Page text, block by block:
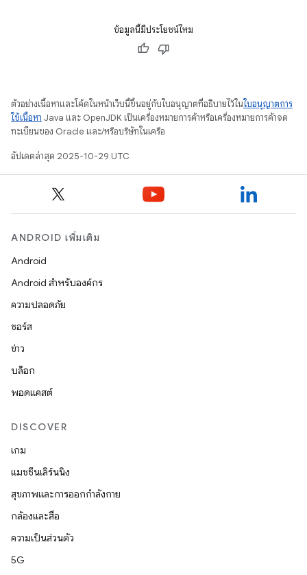
ข้อมูลนี้มีประโยชน์ไหม
ตัวอย่างเนื้อหาและโค้ดในหน้าเว็บนี้ขึ้นอยู่กับใบอนุญาตที่อธิบายไว้ในใบอนุญาตการ
ใช้เนื้อหา Java และ OpenJDK เป็นเครื่องหมายการค้าหรือเครื่องหมายการค้าจด
ทะเบียนของ Oracle และ/หรือบริษัทในเครือ
อัปเดตล่าสุด 2025-10-29 UTC
ANDROID เพิ่มเติม
Android
Android สำหรับองค์กร
ความปลอดภัย
ซอร์ส
ข่าว
บล็อก
พอดแคสต์
DISCOVER
เกม
แมชชีนเลิร์นนิง
สุขภาพและการออกกำลังกาย
กล้องและสื่อ
ความเป็นส่วนตัว
5G